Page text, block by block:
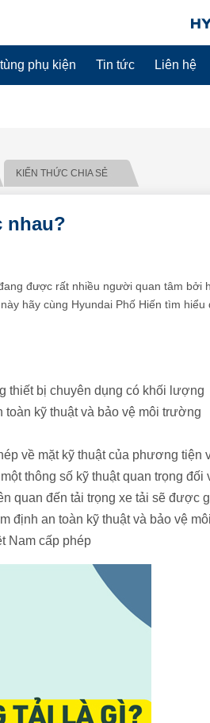
phụ kiện Tin tức Liên hệ
KIẾN THỨC CHIA SẺ
nhau?
được rất nhiều người quan tâm bởi
hãy cùng Hyundai Phố Hiến tìm hiểu
thiết bị chuyên dụng có khối lượng
kỹ thuật và bảo vệ môi trường
về mặt kỹ thuật của phương tiện
thông số kỹ thuật quan trọng đối
quan đến tải trọng xe tải sẽ được
định an toàn kỹ thuật và bảo vệ môi
Nam cấp phép